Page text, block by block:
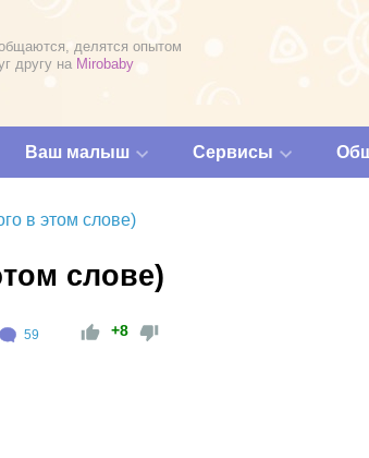
делятся опытом
другу на Mirobaby
Ваш малыш Сервисы
в этом слове)
слове)
59 +8